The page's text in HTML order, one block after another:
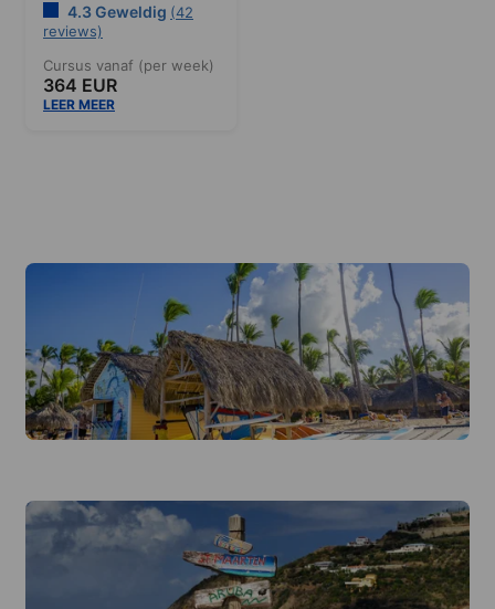
4.3 Geweldig (42
reviews)
Cursus vanaf (per week)
364 EUR
LEER MEER